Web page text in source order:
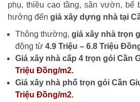
phụ, thiều cao tầng, sân vườn,
hưởng đến giá xây dựng nhà tại
Thông thường, giá xây nhà trọn
động từ 4.9 Triệu – 6.8 Triệu
Giá xây nhà cấp 4 trọn gói Cần
Triệu Đồng/m2.
Giá xây nhà phố trọn gói Cần
Triệu Đồng/m2.